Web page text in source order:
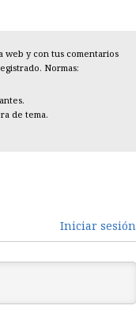
web y con tus comentarios
Normas:
de tema.
Iniciar sesión